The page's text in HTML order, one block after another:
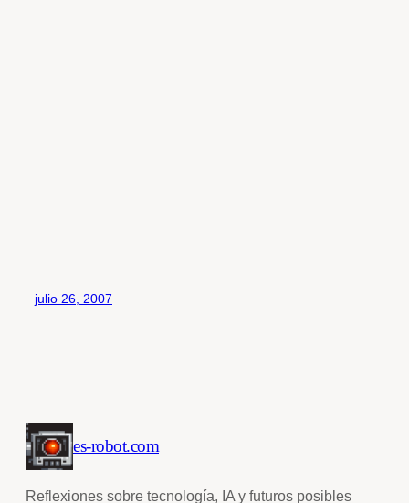
julio 26, 2007
es-robot.com
Reflexiones sobre tecnología, IA y futuros posibles